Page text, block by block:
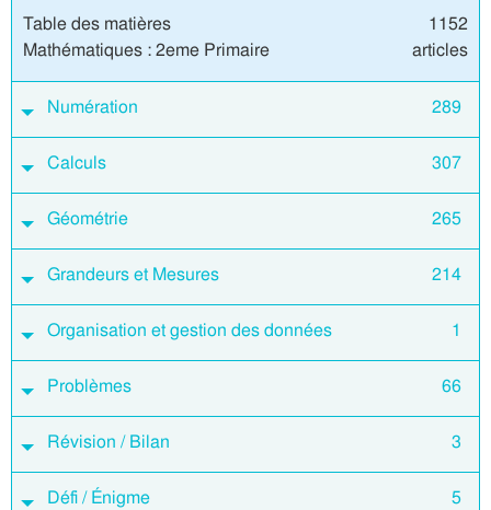
Table des matières
Mathématiques : 2eme Primaire
1152
articles
Numération 289
Calculs 307
Géométrie 265
Grandeurs et Mesures 214
Organisation et gestion des données 1
Problèmes 66
Révision / Bilan 3
Défi / Énigme 5